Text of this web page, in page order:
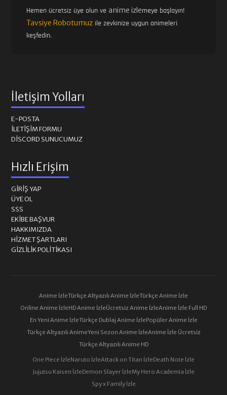
Hemen ücretsiz üye olun ve anime izlemeye başlayın!
Tavsiye Robotumuz ile zevkinize uygun animeleri
keşfedin.
İletişim Yolları
E-POSTA
İLETIŞIM FORMU
DISCORD SUNUCUMUZ
Hızlı Erişim
GIRIŞ YAP
ÜYE OL
SSS
EKIBE BAŞVUR
HAKKIMIZDA
HIZMET ŞARTLARI
GIZLILIK POLITIKASI
Anime İzleTürkçe Altyazılı Anime İzleTürkçe Anime İzle
Online Anime İzleHD Anime İzleÜcretsiz Anime İzleAnime İzle Full HD
En Yeni Anime İzleTürkçe Dublaj Anime İzlePopüler Anime İzle
Türkçe Altyazılı AnimeYeni Sezon Anime İzleAnime İzle Ücretsiz
Türkçe Altyazılı Anime HD
One Piece İzleNaruto İzleAttack on Titan İzleDeath Note İzle
Jujutsu Kaisen İzleDemon Slayer İzleMy Hero Academia İzle
Spy x Family İzle